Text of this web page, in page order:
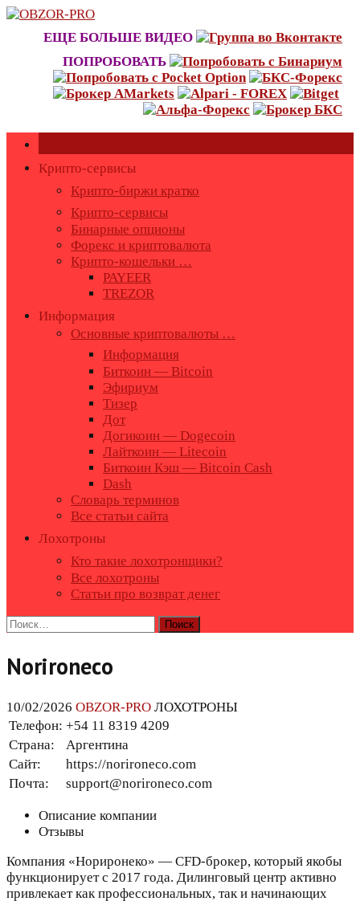
Skip
content
ЕЩЕ БОЛЬШЕ ВИДЕО
ПОПРОБОВАТЬ
Крипто-сервисы
Крипто-биржи кратко
Крипто-сервисы
Бинарные опционы
Форекс и криптовалюта
Крипто-кошельки …
PAYEER
TREZOR
Информация
Основные криптовалюты …
Информация
Биткоин — Bitcoin
Эфириум
Тизер
Дот
Догикоин — Dogecoin
Лайткоин — Litecoin
Биткоин Кэш — Bitcoin Cash
Dash
Словарь терминов
Все статьи сайта
Лохотроны
Кто такие лохотронщики?
Все лохотроны
Статьи про возврат денег
Найти:
Norironeco
10/02/2026 OBZOR-PRO ЛОХОТРОНЫ
Телефон: +54 11 8319 4209
Страна:
Аргентина
Сайт:
https://norironeco.com
Почта:
support@norironeco.com
Описание компании
Отзывы
Компания «Нориронеко» — CFD-брокер, который якобы
функционирует с 2017 года. Дилинговый центр активно
привлекает как профессиональных, так и начинающих